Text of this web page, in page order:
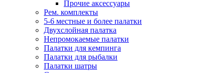
Прочие аксессуары
Рем. комплекты
5-6 местные и более палатки
Двухслойная палатка
Непромокаемые палатки
Палатки для кемпинга
Палатки для рыбалки
Палатки шатры